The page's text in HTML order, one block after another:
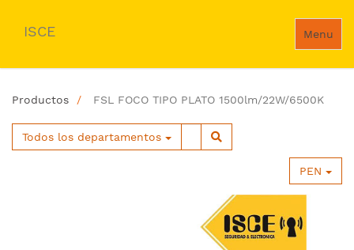
Menu
ISCE
Productos FSL FOCO TIPO PLATO 1500lm/22W/6500K
Todos los departamentos
PEN